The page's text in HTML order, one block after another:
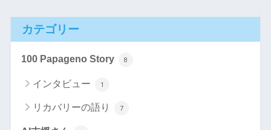
カテゴリー
100 Papageno Story 8
インタビュー 1
リカバリーの語り 7